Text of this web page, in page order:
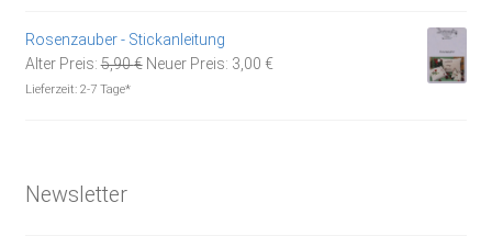
Rosenzauber - Stickanleitung
Alter Preis: 5,90€ Ursprünglicher
Neuer Preis: 3,00 €Aktueller
Lieferzeit: 2-7 Tage*
Newsletter